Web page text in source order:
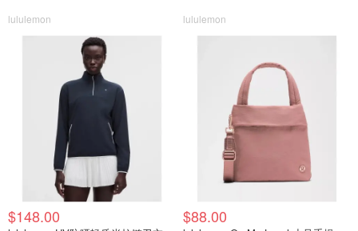
lululemon lululemon
$148.00 $88.00